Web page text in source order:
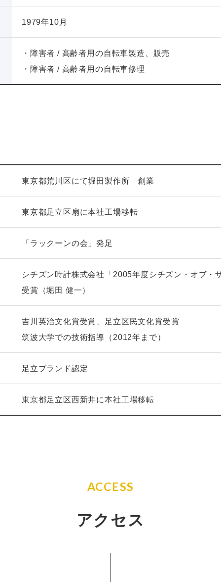
1979年10月
・障害者 / 高齢者用の自転車製造、販売
・障害者 / 高齢者用の自転車修理
東京都荒川区にて堀田製作所 創業
東京都足立区扇に本社工場移転
「ラックーンの会」発足
シチズン時計株式会社「2005年度シチズン・オブ・
受賞（堀田 健一）
吉川英治文化賞受賞、足立区民文化賞受賞
筑波大学での技術指導（2012年まで）
足立ブランド認定
東京都足立区西新井に本社工場移転
ACCESS
アクセス